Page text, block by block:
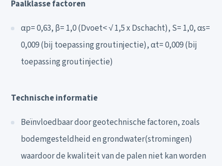
Paalklasse factoren
αp= 0,63, β= 1,0 (Dvoet< √ 1,5 x Dschacht), S= 1,0, αs=
0,009 (bij toepassing groutinjectie), αt= 0,009 (bij
toepassing groutinjectie)
Technische informatie
Beïnvloedbaar door geotechnische factoren, zoals
bodemgesteldheid en grondwater(stromingen)
waardoor de kwaliteit van de palen niet kan worden